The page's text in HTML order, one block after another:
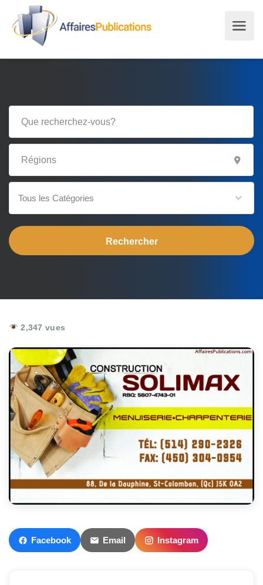
Tous les Catégories
2,347 vues
Facebook Email Instagram